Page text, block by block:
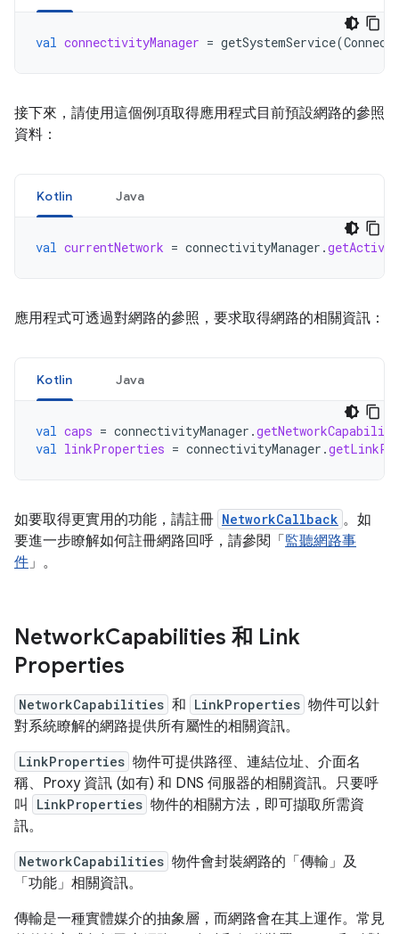
val connectivityManager = getSystemService(
接下來，請使用這個例項取得應用程式目前預設網路的參照
資料：
Kotlin Java
val currentNetwork = connectivityManager .
應用程式可透過對網路的參照，要求取得網路的相關資訊：
Kotlin Java
val caps = connectivityManager .
val linkProperties = connectivityManager .
如要取得更實用的功能，請註冊 NetworkCallback 。如
要進一步瞭解如何註冊網路回呼，請參閱「 監聽網路事
件」。
NetworkCapabilities 和 Link
Properties
NetworkCapabilities 和 LinkProperties 物件可以針
對系統瞭解的網路提供所有屬性的相關資訊。
LinkProperties 物件可提供路徑、連結位址、介面名
稱、Proxy 資訊 (如有) 和 DNS 伺服器的相關資訊。只要呼
叫
LinkProperties 物件的相關方法，即可擷取所需資
訊。
NetworkCapabilities 物件會封裝網路的「傳輸」 及
「功能」 相關資訊。
傳輸是一種實體媒介的抽象層，而網路會在其上運作。常見